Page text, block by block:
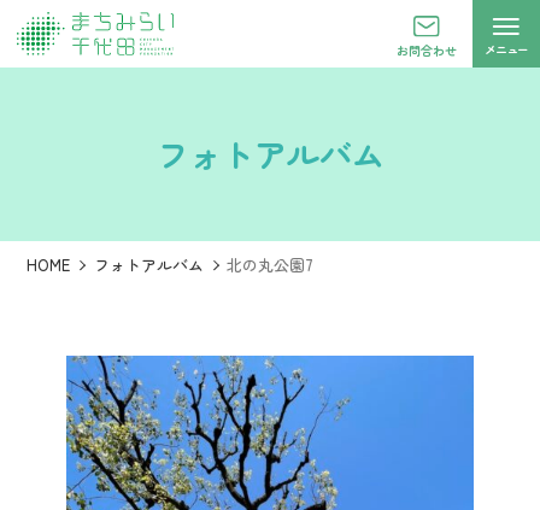
お問合わせ メニュー
フォトアルバム
HOME フォトアルバム 北の丸公園7